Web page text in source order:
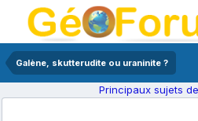
Galène, skutterudite ou uraninite ?
Principaux sujets